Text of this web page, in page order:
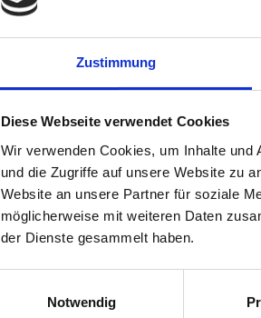
Zustimmung
Diese Webseite verwendet Cookies
Wir verwenden Cookies, um Inhalte
und die Zugriffe auf unsere Website zu
Website an unsere Partner für soziale
möglicherweise mit weiteren Daten
der Dienste gesammelt haben.
Notwendig
Stellvertretung
Pflege bei
Palliativpflege
Diabetesberatung:
Schlaflabor: DGKP
Biofeedback: DGKP